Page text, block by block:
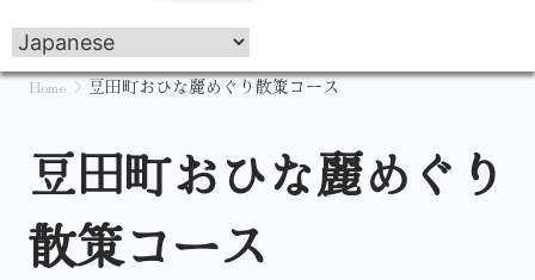
Home 豆田町おひな麗めぐり散策コース
豆田町おひな麗めぐり
散策コース